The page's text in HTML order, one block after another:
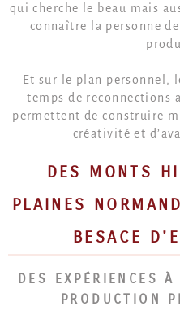
qui cherche le beau mais
connaître la personne
Et sur le plan personnel,
temps de reconnections
permettent de construire
créativité et
DES MONTS
PLAINES
BESACE
DES EXPÉRIENCES
PRODUCTION